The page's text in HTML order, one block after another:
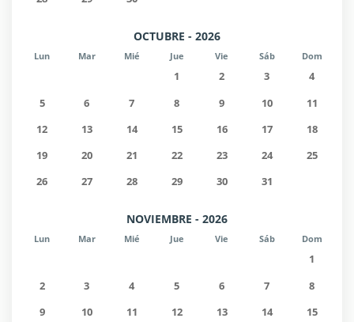
OCTUBRE - 2026
Lun Mar Mié Jue Vie Sáb Dom
1 2 3
4
5
6 7 8 9 10
11
12
13 14 15 16 17
18
19
20 21 22 23 24
25
26
27 28 29 30 31
NOVIEMBRE - 2026
Lun Mar Mié Jue Vie Sáb Dom
1
2
3 4 5 6 7
8
9
10 11 12 13 14
15